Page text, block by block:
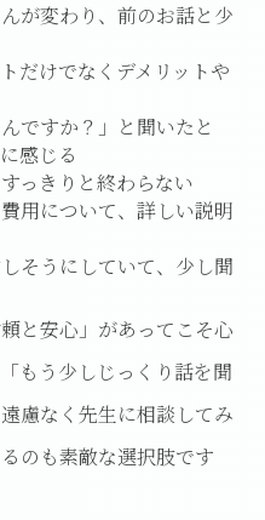
が変わり、前のお話と少
だけでなくデメリットや
ですか？」と聞いたと
感じる
っきりと終わらない
用について、詳しい説明
そうにしていて、少し聞
と安心」があってこそ心
もう少しじっくり話を聞
慮なく先生に相談してみ
のも素敵な選択肢です